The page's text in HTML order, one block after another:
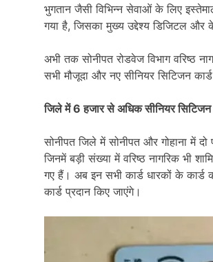
भुगतान जैसी विभिन्न सेवाओं के लिए
गया है, जिसका मुख्य उद्देश्य डिजिटल
अभी तक सोनीपत रोडवेज विभाग वरिष्ठ
सभी मौजूदा और नए सीनियर सिटिजन
जिले में 6 हजार से अधिक सीनियर सिटिजन
सोनीपत जिले में सोनीपत और गोहाना में दो
जिनमें बड़ी संख्या में वरिष्ठ नागरिक भी
गए हैं। अब इन सभी कार्ड धारकों के
कार्ड प्रदान किए जाएंगे।